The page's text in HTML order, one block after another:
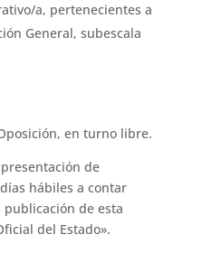
a, pertenecientes a
General, subescala
en turno libre.
de
hábiles a contar
de esta
del Estado».